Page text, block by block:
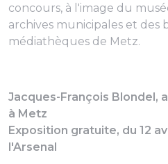
concours, à l'image du
archives municipales et des
médiathèques de Metz.
Jacques-François Blondel,
à Metz
Exposition gratuite, du 12
l'Arsenal